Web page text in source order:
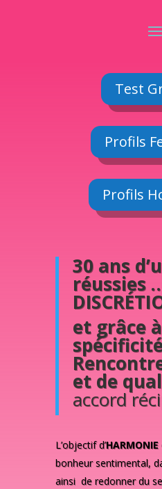
Test
Profils
Profils
30 ans
réussies
et grâce
et de
accord
L’objectif d’HARMONIE
bonheur sentimental,
ainsi de redonner du